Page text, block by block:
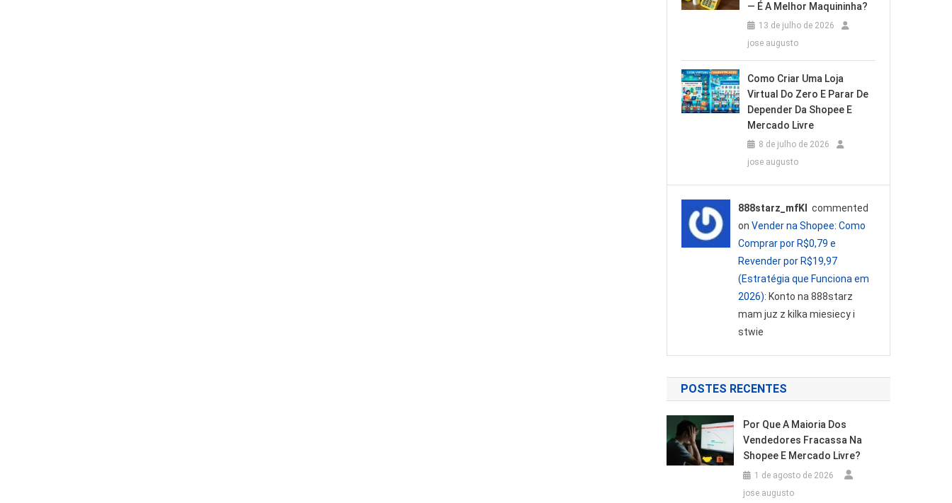
— É A Melhor Maquininha?
13 de julho de 2026
jose augusto
Como Criar Uma Loja
Virtual Do Zero E Parar De
Depender Da Shopee E
Mercado Livre
8 de julho de 2026
jose augusto
888starz_mfKl
commented
on Vender na Shopee: Como
Comprar por R$0,79 e
Revender por R$19,97
(Estratégia que Funciona em
2026): Konto na 888starz
mam juz z kilka miesiecy i
stwie
POSTES RECENTES
Por Que A Maioria Dos
Vendedores Fracassa Na
Shopee E Mercado Livre?
1 de agosto de 2026
jose augusto